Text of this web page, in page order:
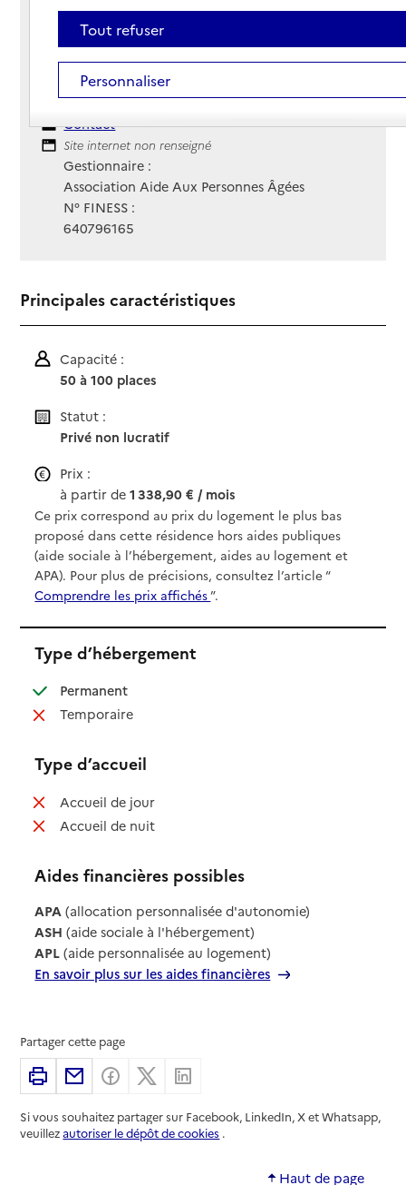
64520 - Bidache
Voir itinéraire
Téléphone :
05 59 56 03 01
Contact
Contact
Site Internet
Site internet non renseigné
Gestionnaire :
Association Aide Aux Personnes Âgées
N° FINESS :
640796165
Principales caractéristiques
Capacité :
50 à 100 places
Statut :
Privé non lucratif
Prix :
à partir de1 338,90 € / mois
Ce prix correspond au prix du logement le plus bas
proposé dans cette résidence hors aides publiques
(aide sociale à l’hébergement, aides au logement et
APA). Pour plus de précisions, consultez l’article “
Comprendre les prix affichés”.
Type d’hébergement
Permanent: disponible
Temporaire: non disponible
Type d’accueil
Accueil de jour: non disponible
Accueil de nuit: non disponible
Aides financières possibles
APA (allocation personnalisée d'autonomie)
ASH (aide sociale à l'hébergement)
APL (aide personnalisée au logement)
En savoir plus sur les aides financières
Partager cette page
ImprimerPartager par email
Partager sur Facebook
Partager sur X
Si vous souhaitez partager sur Facebook, LinkedIn, X et Whatsapp,
veuillezautoriser le dépôt de cookies .
Haut de page
Tout refuser
Personnaliser